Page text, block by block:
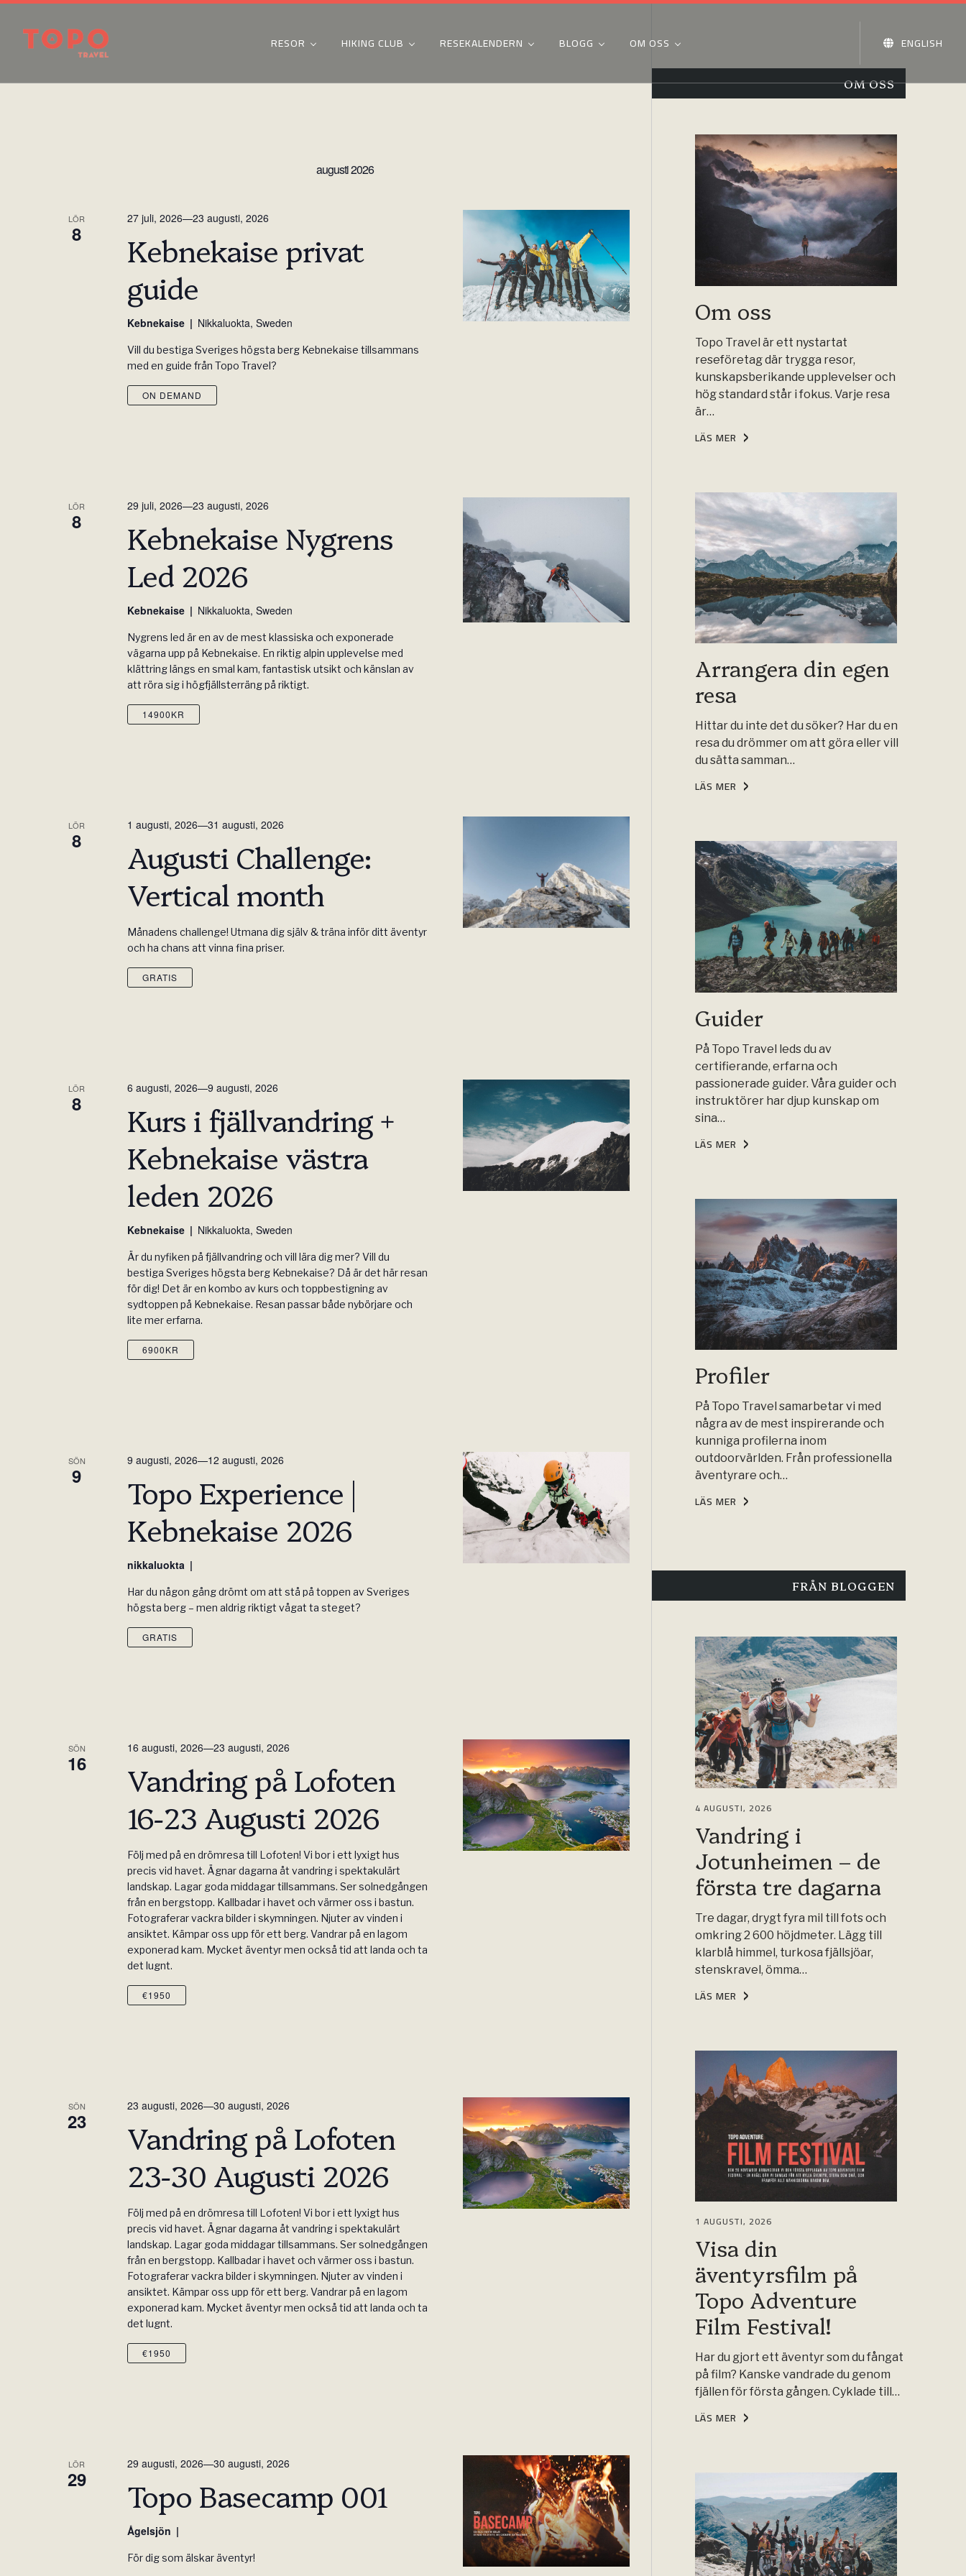
RESOR HIKING CLUB RESEKALENDERN BLOGG OM OSS ENGLISH
augusti 2026
LÖR
8
Kebnekaise privat
guide
27 juli, 2026—23 augusti, 2026
Kebnekaise Nikkaluokta, Sweden
Vill du bestiga Sveriges högsta berg Kebnekaise tillsammans
med en guide från Topo Travel?
ON DEMAND
LÖR
8
Kebnekaise Nygrens
Led 2026
29 juli, 2026—23 augusti, 2026
Kebnekaise Nikkaluokta, Sweden
Nygrens led är en av de mest klassiska och exponerade
vägarna upp på Kebnekaise. En riktig alpin upplevelse med
klättring längs en smal kam, fantastisk utsikt och känslan av
att röra sig i högfjällsterräng på riktigt.
14900KR
LÖR
8
Augusti Challenge:
Vertical month
1 augusti, 2026—31 augusti, 2026
Månadens challenge! Utmana dig själv & träna inför ditt äventyr
och ha chans att vinna fina priser.
GRATIS
LÖR
8
Kurs i fjällvandring +
Kebnekaise västra
leden 2026
6 augusti, 2026—9 augusti, 2026
Kebnekaise Nikkaluokta, Sweden
Är du nyfiken på fjällvandring och vill lära dig mer? Vill du
bestiga Sveriges högsta berg Kebnekaise? Då är det här resan
för dig! Det är en kombo av kurs och toppbestigning av
sydtoppen på Kebnekaise. Resan passar både nybörjare och
lite mer erfarna.
6900KR
SÖN
9
Topo Experience |
Kebnekaise 2026
9 augusti, 2026—12 augusti, 2026
nikkaluokta
Har du någon gång drömt om att stå på toppen av Sveriges
högsta berg – men aldrig riktigt vågat ta steget?
GRATIS
SÖN
16
Vandring på Lofoten
16-23 Augusti 2026
16 augusti, 2026—23 augusti, 2026
Följ med på en drömresa till Lofoten! Vi bor i ett lyxigt hus
precis vid havet. Ägnar dagarna åt vandring i spektakulärt
landskap. Lagar goda middagar tillsammans. Ser solnedgången
från en bergstopp. Kallbadar i havet och värmer oss i bastun.
Fotograferar vackra bilder i skymningen. Njuter av vinden i
ansiktet. Kämpar oss upp för ett berg. Vandrar på en lagom
exponerad kam. Mycket äventyr men också tid att landa och ta
det lugnt.
€1950
SÖN
23
Vandring på Lofoten
23-30 Augusti 2026
23 augusti, 2026—30 augusti, 2026
Följ med på en drömresa till Lofoten! Vi bor i ett lyxigt hus
precis vid havet. Ägnar dagarna åt vandring i spektakulärt
landskap. Lagar goda middagar tillsammans. Ser solnedgången
från en bergstopp. Kallbadar i havet och värmer oss i bastun.
Fotograferar vackra bilder i skymningen. Njuter av vinden i
ansiktet. Kämpar oss upp för ett berg. Vandrar på en lagom
exponerad kam. Mycket äventyr men också tid att landa och ta
det lugnt.
€1950
LÖR
29 Topo Basecamp 001
29 augusti, 2026—30 augusti, 2026
Ågelsjön
För dig som älskar äventyr!
OM OSS
Om oss
Topo Travel är ett nystartat
reseföretag där trygga resor,
kunskapsberikande upplevelser och
hög standard står i fokus. Varje resa
är…
LÄS MER
Arrangera din egen
resa
Hittar du inte det du söker? Har du en
resa du drömmer om att göra eller vill
du sätta samman…
LÄS MER
Guider
På Topo Travel leds du av
certifierande, erfarna och
passionerade guider. Våra guider och
instruktörer har djup kunskap om
sina…
LÄS MER
Profiler
På Topo Travel samarbetar vi med
några av de mest inspirerande och
kunniga profilerna inom
outdoorvärlden. Från professionella
äventyrare och…
LÄS MER
FRÅN BLOGGEN
Vandring i
Jotunheimen – de
första tre dagarna
4 AUGUSTI, 2026
Tre dagar, drygt fyra mil till fots och
omkring 2 600 höjdmeter. Lägg till
klarblå himmel, turkosa fjällsjöar,
stenskravel, ömma…
LÄS MER
Visa din
äventyrsfilm på
Topo Adventure
Film Festival!
1 AUGUSTI, 2026
Har du gjort ett äventyr som du fångat
på film? Kanske vandrade du genom
fjällen för första gången. Cyklade till…
LÄS MER